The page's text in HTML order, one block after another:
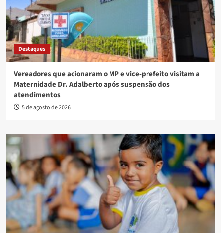
Destaques
Vereadores que acionaram o MP e vice-prefeito visitam a
Maternidade Dr. Adalberto após suspensão dos
atendimentos
5 de agosto de 2026